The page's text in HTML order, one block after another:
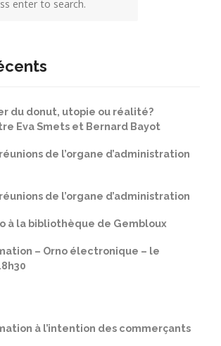
du donut, utopie ou réalité?
Eva Smets et Bernard Bayot
de l’organe d’administration
de l’organe d’administration
à la bibliothèque de Gembloux
– Orno électronique – le
à l’intention des commerçants